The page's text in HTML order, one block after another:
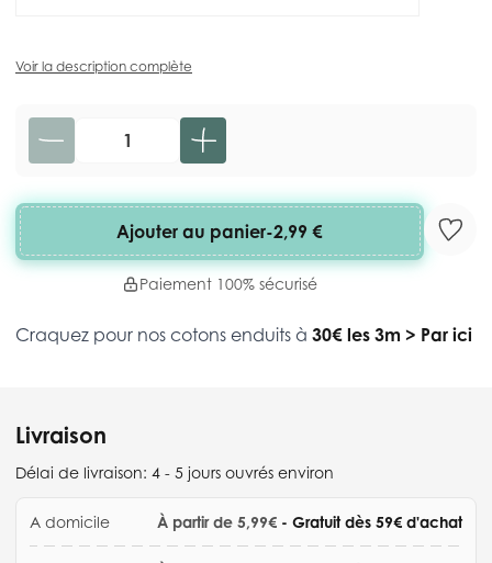
Voir la description complète
Quantité
Ajouter au panier-2,99 €
Paiement 100% sécurisé
Craquez pour nos cotons enduits à 30€ les 3m > Par ici
Livraison
Délai de livraison: 4 - 5 jours ouvrés environ
A domicile À partir de 5,99€ - Gratuit dès 59€ d'achat